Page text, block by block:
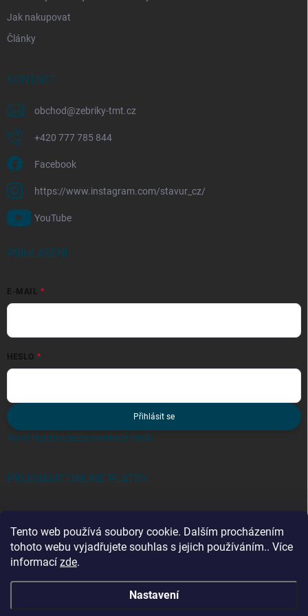
Tento web používá soubory cookie. Dalším procházením
tohoto webu vyjadřujete souhlas s jejich používáním.. Více
informací zde.
Nastavení
Jak nakupovat
Články
KONTAKT
obchod@zebriky-tmt.cz
+420 777 785 844
Facebook
https://www.instagram.com/stavur_cz/
YouTube
PŘIHLÁŠENÍ
E-MAIL
HESLO
Přihlásit se
Nová registraceZapomenuté heslo
PŘIJÍMÁME ONLINE PLATBY
Kategorie